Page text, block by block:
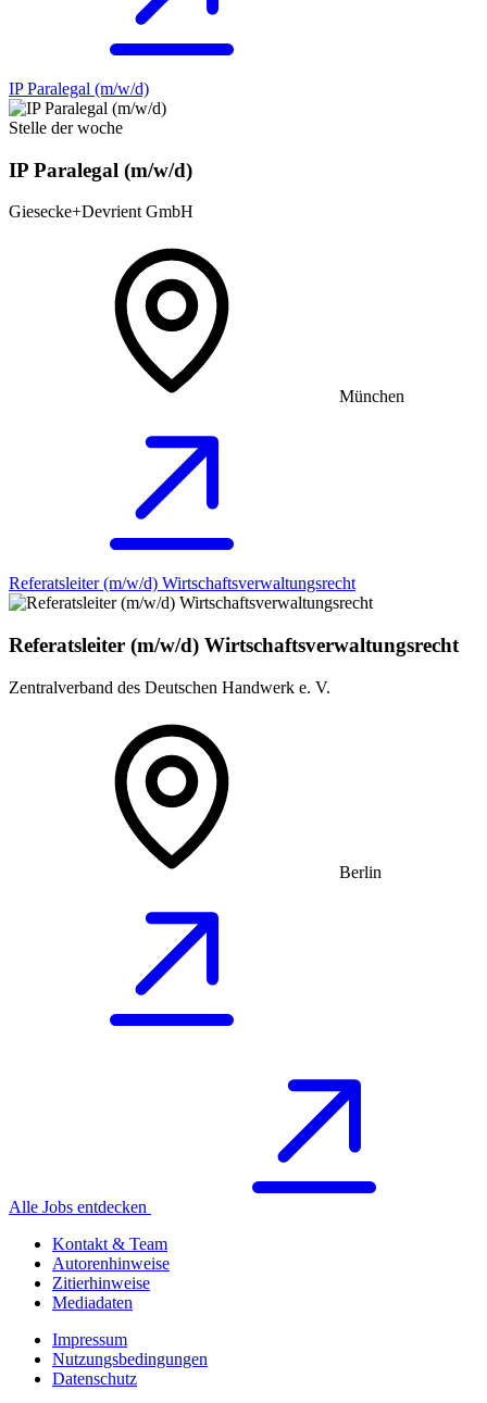
IP Paralegal (m/w/d)
Stelle der woche
IP Paralegal (m/w/d)
Giesecke+Devrient GmbH
München
Referatsleiter (m/w/d) Wirtschaftsverwaltungsrecht
Referatsleiter (m/w/d) Wirtschaftsverwaltungsrecht
Zentralverband des Deutschen Handwerk e. V.
Berlin
Alle Jobs entdecken
Kontakt & Team
Autorenhinweise
Zitierhinweise
Mediadaten
Impressum
Nutzungsbedingungen
Datenschutz